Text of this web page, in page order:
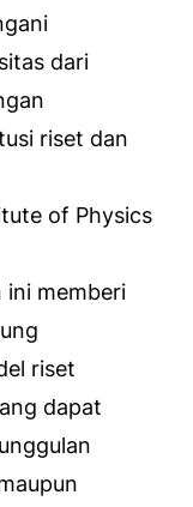
dari
riset dan
of Physics
ini memberi
riset
dapat